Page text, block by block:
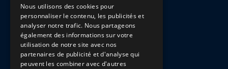
Pagamenti
Resi e sostituzioni
FAQ
Nous utilisons des cookies pour
personnaliser le contenu, les publicités et
analyser notre trafic. Nous partageons
également des informations sur votre
utilisation de notre site avec nos
partenaires de publicité et d'analyse qui
peuvent les combiner avec d'autres